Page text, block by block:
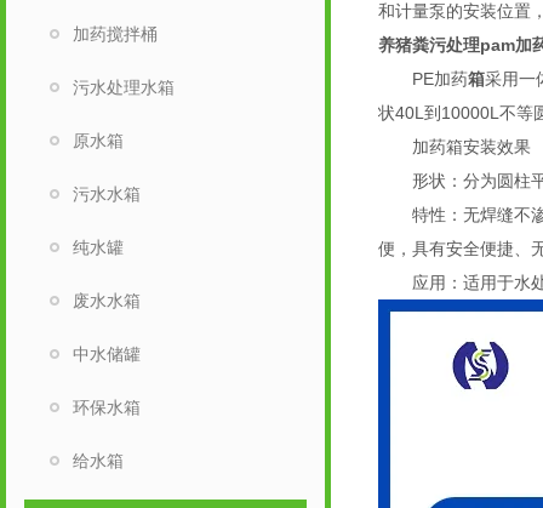
加药搅拌桶
污水处理水箱
原水箱
污水水箱
纯水罐
废水水箱
中水储罐
环保水箱
给水箱
和计量泵的安装位置
养猪粪污处理pam加
PE加药箱采用一
状40L到10000L不等
加药箱安装效
形状：分为圆柱平
特性：无焊缝不渗
便，具有安全便捷、
应用：适用于水处